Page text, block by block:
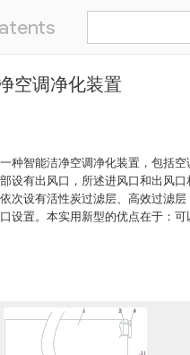
空调净化装置
种智能洁净空调净化装置，包括
设有出风口，所述进风口和出风
次设有活性炭过滤层、高效过滤
设置。本实用新型的优点在于：